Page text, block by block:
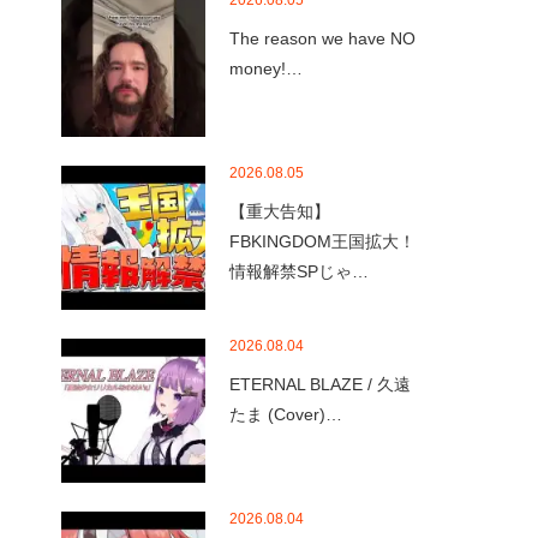
The reason we have NO
money!…
2026.08.05
【重大告知】
FBKINGDOM王国拡大！
情報解禁SPじゃ…
2026.08.04
ETERNAL BLAZE / 久遠
たま (Cover)…
2026.08.04